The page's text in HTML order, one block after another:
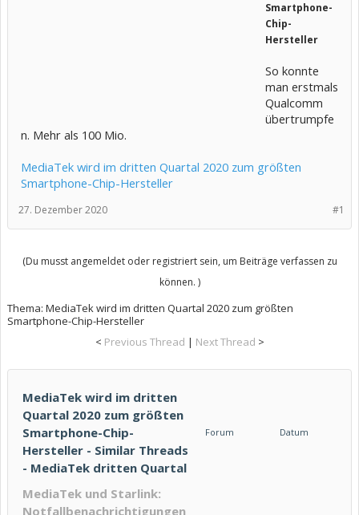
Smartphone-
Chip-
Hersteller
So konnte
man erstmals
Qualcomm
übertrumpfe
n. Mehr als 100 Mio.
MediaTek wird im dritten Quartal 2020 zum größten
Smartphone-Chip-Hersteller
#1
27. Dezember 2020
(Du musst angemeldet oder registriert sein, um Beiträge verfassen zu
können. )
Thema: MediaTek wird im dritten Quartal 2020 zum größten
Smartphone-Chip-Hersteller
< Previous Thread | Next Thread >
MediaTek wird im dritten
Quartal 2020 zum größten
Smartphone-Chip-
Hersteller - Similar Threads
- MediaTek dritten Quartal
Forum Datum
MediaTek und Starlink:
Notfallbenachrichtigungen